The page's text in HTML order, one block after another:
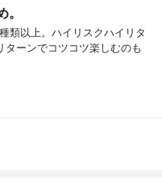
類以上。ハイリスクハイリタ
ターンでコツコツ楽しむのも